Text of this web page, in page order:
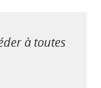
à toutes